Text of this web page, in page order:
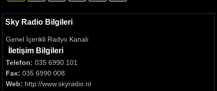
Sky Radio Bilgileri
Genel İçerikli Radyo Kanalı
İletişim Bilgileri
Telefon: 035 6990 101
Fax: 035 6990 008
Web: http://www.skyradio.nl